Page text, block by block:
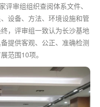
审组组织查阅体系文件、
设备、方法、环境设施和管
终，评审组一致认为长沙基地
提供客观、公正、准确检测
范围10项。